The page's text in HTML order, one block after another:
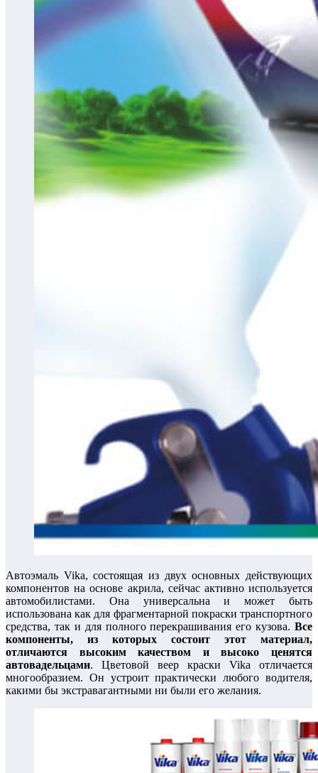
Автоэмаль Vika, состоящая из двух основных действующих
компонентов на основе акрила, сейчас активно используется
автомобилистами. Она универсальна и может быть
использована как для фрагментарной покраски транспортного
средства, так и для полного перекрашивания его кузова. Все
компоненты, из которых состоит этот материал,
отличаются высоким качеством и высоко ценятся
автовадельцами. Цветовой веер краски Vika отличается
многообразием. Он устроит практически любого водителя,
какими бы экстравагантными ни были его желания.